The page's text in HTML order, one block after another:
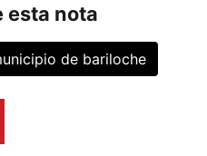
esta nota
de bariloche